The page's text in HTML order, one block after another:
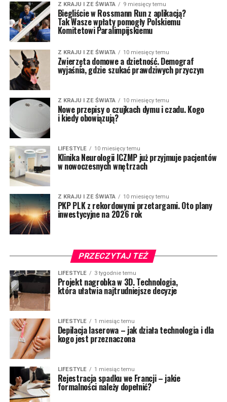
Z KRAJU I ZE ŚWIATA 9 miesięcy temu
Biegliście w Rossmann Run z aplikacją?
Tak Wasze wpłaty pomogły Polskiemu
Komitetowi Paralimpijskiemu
Z KRAJU I ZE ŚWIATA 10 miesięcy temu
Zwierzęta domowe a dzietność. Demograf
wyjaśnia, gdzie szukać prawdziwych przyczyn
Z KRAJU I ZE ŚWIATA 10 miesięcy temu
Nowe przepisy o czujkach dymu i czadu. Kogo
i kiedy obowiązują?
LIFESTYLE 10 miesięcy temu
Klinika Neurologii ICZMP już przyjmuje pacjentów
w nowoczesnych wnętrzach
Z KRAJU I ZE ŚWIATA 10 miesięcy temu
PKP PLK z rekordowymi przetargami. Oto plany
inwestycyjne na 2026 rok
PRZECZYTAJ TEŻ
LIFESTYLE 3 tygodnie temu
Projekt nagrobka w 3D. Technologia,
która ułatwia najtrudniejsze decyzje
LIFESTYLE 1 miesiąc temu
Depilacja laserowa – jak działa technologia i dla
kogo jest przeznaczona
LIFESTYLE 1 miesiąc temu
Rejestracja spadku we Francji – jakie
formalności należy dopełnić?